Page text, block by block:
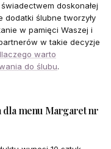
doskonałej
ślubne tworzyły
w pamięci Waszej i
w takie decyzje
warto
do ślubu.
dla menu Margaret nr